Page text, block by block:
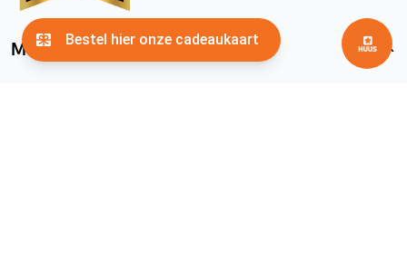
Meer HUUS